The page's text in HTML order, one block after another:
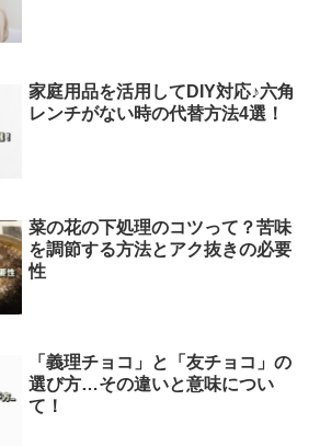
家庭用品を活用してDIY対応♪六角
レンチがない時の代替方法4選！
菜の花の下処理のコツって？苦味
を調節する方法とアク抜きの必要
性
「義理チョコ」と「友チョコ」の
選び方…その違いと意味につい
て！